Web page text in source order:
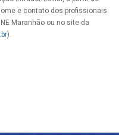
e contato dos profissionais
Maranhão ou no site da
).